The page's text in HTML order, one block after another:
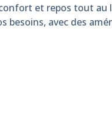
et repos tout
besoins, avec des